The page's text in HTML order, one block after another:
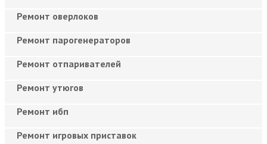
Ремонт оверлоков
Ремонт парогенераторов
Ремонт отпаривателей
Ремонт утюгов
Ремонт ибп
Ремонт игровых приставок